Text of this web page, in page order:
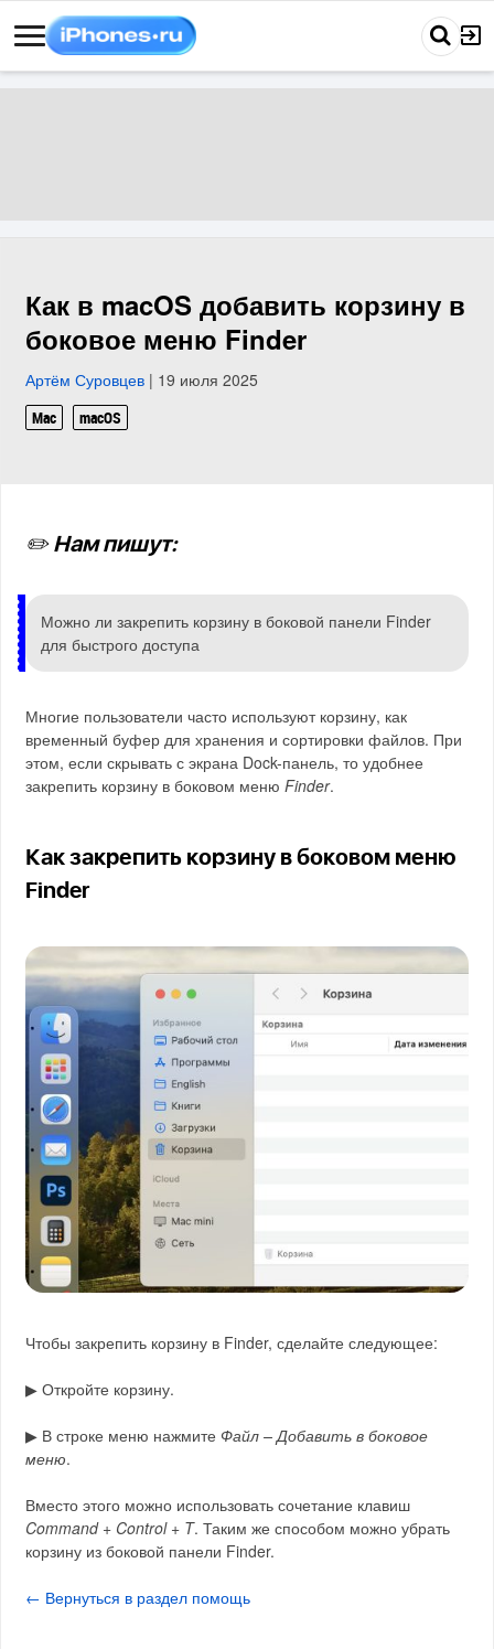
Как в macOS добавить корзину в
боковое меню Finder
Артём Суровцев | 19 июля 2025
Mac macOS
✏️ Нам пишут:
Можно ли закрепить корзину в боковой панели Finder
для быстрого доступа
Многие пользователи часто используют корзину, как
временный буфер для хранения и сортировки файлов. При
этом, если скрывать с экрана Dock-панель, то удобнее
закрепить корзину в боковом менюFinder.
Как закрепить корзину в боковом меню
Finder
Чтобы закрепить корзину в Finder, сделайте следующее:
▶ Откройте корзину.
▶ В строке меню нажмитеФайл – Добавить в боковое
меню.
Вместо этого можно использовать сочетание клавиш
Command + Control + T. Таким же способом можно убрать
корзину из боковой панели Finder.
← Вернуться в раздел помощь